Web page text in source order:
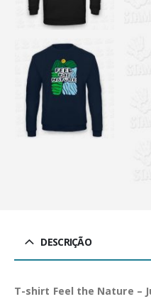
DESCRIÇÃO
T-shirt Feel the Nature –